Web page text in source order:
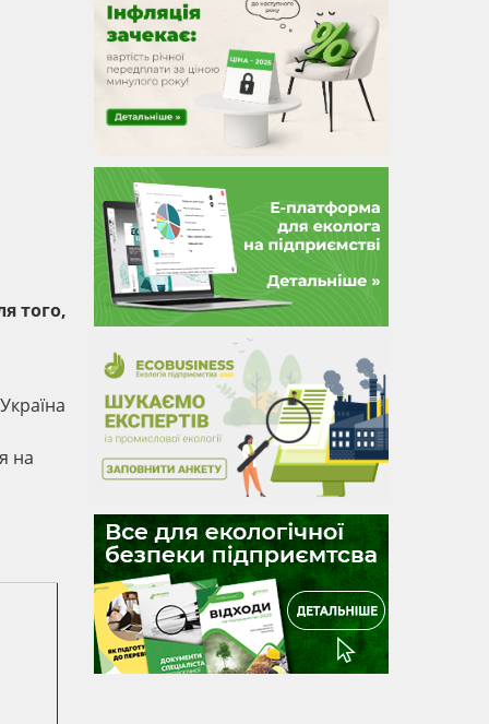
того,
на